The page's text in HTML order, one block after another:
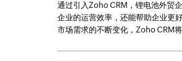
通过引入Zoho CRM，锂电池外贸
企业的运营效率，还能帮助企业更
市场需求的不断变化，Zoho CRM